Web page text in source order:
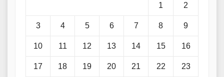
1 2
3 4 5 6 7 8 9
10 11 12 13 14 15 16
17 18 19 20 21 22 23